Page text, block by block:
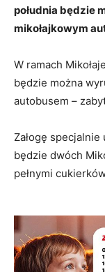
południa będzie
mikołajkowym
W ramach
będzie można
autobusem –
Załogę
będzie dwóch
pełnymi